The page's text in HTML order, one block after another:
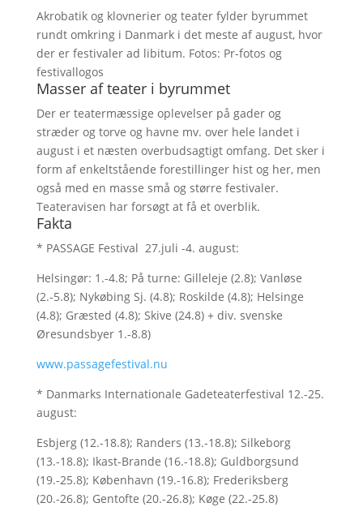
Akrobatik og klovnerier og teater fylder byrummet
rundt omkring i Danmark i det meste af august, hvor
der er festivaler ad libitum. Fotos: Pr-fotos og
festivallogos
Masser af teater i byrummet
Der er teatermæssige oplevelser på gader og
stræder og torve og havne mv. over hele landet i
august i et næsten overbudsagtigt omfang. Det sker i
form af enkeltstående forestillinger hist og her, men
også med en masse små og større festivaler.
Teateravisen har forsøgt at få et overblik.
Fakta
* PASSAGE Festival 27.juli -4. august:
Helsingør: 1.-4.8; På turne: Gilleleje (2.8); Vanløse
(2.-5.8); Nykøbing Sj. (4.8); Roskilde (4.8); Helsinge
(4.8); Græsted (4.8); Skive (24.8) + div. svenske
Øresundsbyer 1.-8.8)
www.passagefestival.nu
* Danmarks Internationale Gadeteaterfestival 12.-25.
august:
Esbjerg (12.-18.8); Randers (13.-18.8); Silkeborg
(13.-18.8); Ikast-Brande (16.-18.8); Guldborgsund
(19.-25.8); København (19.-16.8); Frederiksberg
(20.-26.8); Gentofte (20.-26.8); Køge (22.-25.8)